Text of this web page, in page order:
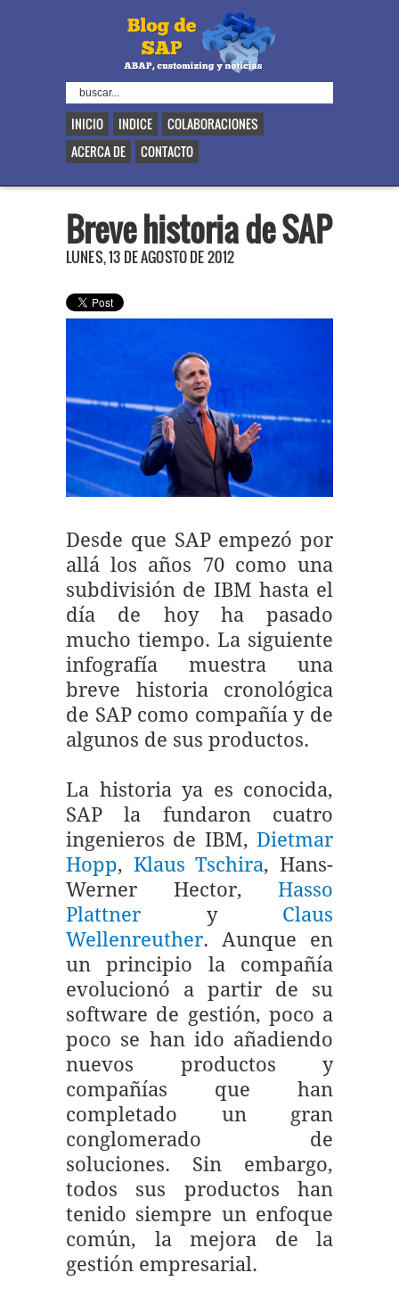
INICIO INDICE
COLABORACIONES
ACERCA DE
CONTACTO
Breve historia de SAP
LUNES, 13 DE AGOSTO DE 2012
Desde que SAP empezó por
allá los años 70 como una
subdivisión de IBM hasta el
día de hoy ha pasado
mucho tiempo. La siguiente
infografía muestra una
breve historia cronológica
de SAP como compañía y de
algunos de sus productos.
La historia ya es conocida,
SAP la fundaron cuatro
ingenieros de IBM, Dietmar
Hopp, Klaus Tschira, Hans-
Werner Hector, Hasso
Plattner y Claus
Wellenreuther. Aunque en
un principio la compañía
evolucionó a partir de su
software de gestión, poco a
poco se han ido añadiendo
nuevos productos y
compañías que han
completado un gran
conglomerado de
soluciones. Sin embargo,
todos sus productos han
tenido siempre un enfoque
común, la mejora de la
gestión empresarial.